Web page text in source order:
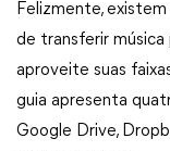
Felizmente,
de transferir música
aproveite suas
guia apresenta
Google Drive,